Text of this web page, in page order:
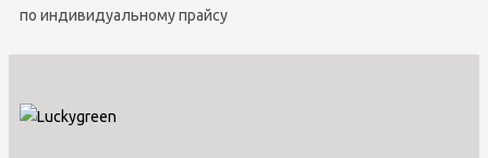
по индивидуальному прайсу